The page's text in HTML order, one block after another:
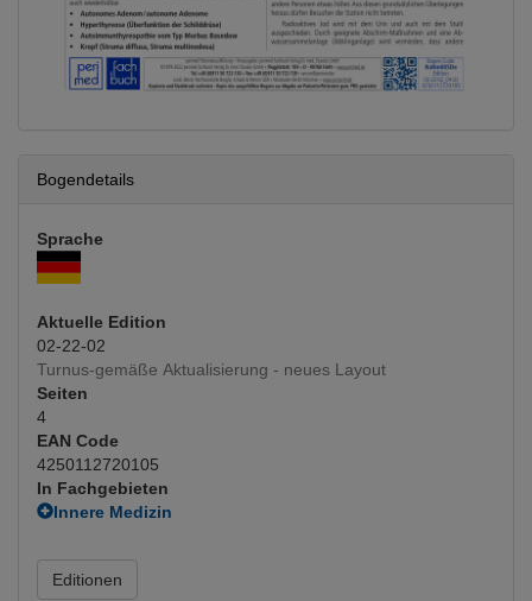
Bogendetails
Sprache
Aktuelle Edition
02-22-02
Turnus-gemäße Aktualisierung - neues Layout
Seiten
4
EAN Code
4250112720105
In Fachgebieten
Innere Medizin
Radiologie
Nuklearmedizin
Editionen